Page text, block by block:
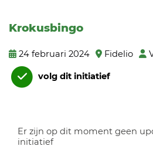
Krokusbingo
24 februari 2024 Fidelio
volg dit initiatief
Er zijn op dit moment geen
initiatief